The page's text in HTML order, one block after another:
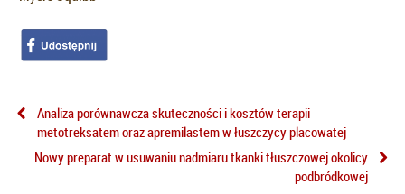
Analiza porównawcza skuteczności i kosztów terapii
metotreksatem oraz apremilastem w łuszczycy placowatej
Nowy preparat w usuwaniu nadmiaru tkanki tłuszczowej okolicy
podbródkowej